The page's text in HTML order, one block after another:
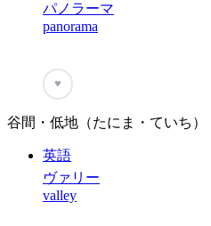
パノラーマ
panorama
♥
谷間・低地（たにま・ていち）
英語
ヴァリー
valley